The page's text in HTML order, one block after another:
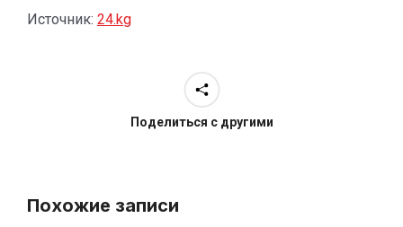
Источник: 24.kg
Поделиться с другими
Похожие записи